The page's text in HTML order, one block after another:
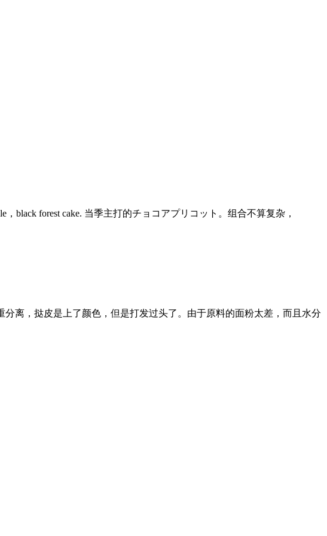
black forest cake. 当季主打的チョコアプリコット。组合不算复杂，
离，挞皮是上了颜色，但是打发过头了。由于原料的面粉太差，而且水分